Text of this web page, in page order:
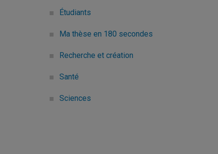
Étudiants
Ma thèse en 180 secondes
Recherche et création
Santé
Sciences